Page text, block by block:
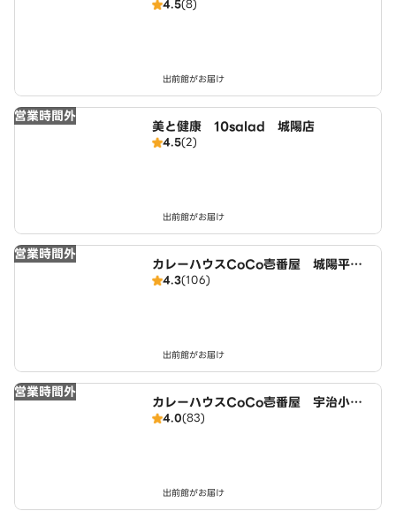
4.5(8)
出前館がお届け
営業時間外
美と健康 10salad 城陽店
4.5(2)
出前館がお届け
営業時間外
カレーハウスCoCo壱番屋 城陽平川
店（SD）
4.3(106)
出前館がお届け
営業時間外
カレーハウスCoCo壱番屋 宇治小倉
店（SD）
4.0(83)
出前館がお届け